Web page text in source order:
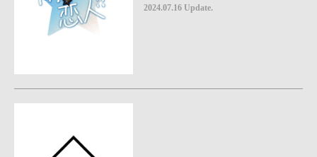
2024.07.16 Update.